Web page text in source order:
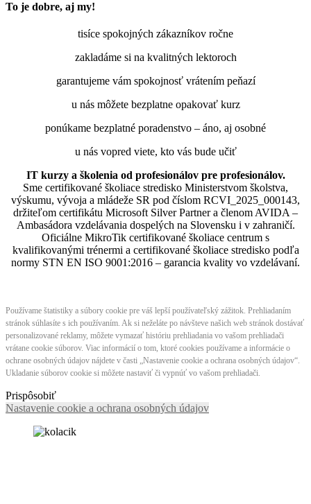
To je dobre, aj my!
tisíce spokojných zákazníkov ročne
zakladáme si na kvalitných lektoroch
garantujeme vám spokojnosť vrátením peňazí
u nás môžete bezplatne opakovať kurz
ponúkame bezplatné poradenstvo – áno, aj osobné
u nás vopred viete, kto vás bude učiť
IT kurzy a školenia od profesionálov pre profesionálov.
Sme certifikované školiace stredisko Ministerstvom školstva,
výskumu, vývoja a mládeže SR pod číslom RCVI_2025_000143,
držiteľom certifikátu Microsoft Silver Partner a členom AVIDA –
Ambasádora vzdelávania dospelých na Slovensku i v zahraničí.​​​​​​​​​​​​​​​​
Oficiálne MikroTik certifikované školiace centrum s
kvalifikovanými trénermi ​​​​​​​​​​a certifikované školiace stredisko podľa
normy STN EN ISO 9001:2016 – garancia kvality vo vzdelávaní.
Používame štatistiky a súbory cookie pre váš lepší používateľský zážitok. Prehliadaním
stránok súhlasíte s ich používaním. Ak si neželáte po návšteve našich web stránok dostávať
personalizované reklamy, môžete vymazať históriu prehliadania vo vašom prehliadači
vrátane cookie súborov. Viac informácií o tom, ktoré cookies používame a informácie o
ochrane osobných údajov nájdete v časti „Nastavenie cookie a ochrana osobných údajov“.
Ukladanie súborov cookie si môžete nastaviť či vypnúť vo vašom prehliadači.
Prispôsobiť
Nastavenie cookie a ochrana osobných údajov